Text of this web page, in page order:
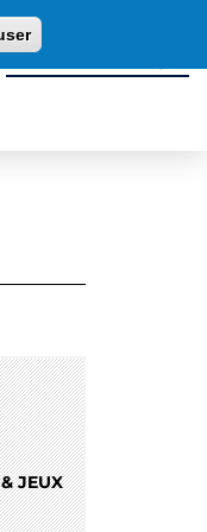
Tissu Économique
JEUX